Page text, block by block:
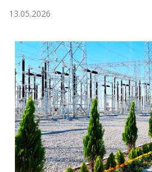
13.05.2026